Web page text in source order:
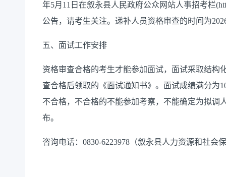
年5月11日在叙永县人民政府公众网站人事招考栏
公告，请考生关注。递补人员资格审查的时间为
五、面试工作安排
资格审查合格的考生才能参加面试，面试采取结构
查合格后领取的《面试通知书》。面试成绩满分为
不合格，不合格的不能参加考察，不能确定为拟调
布。
咨询电话：0830-6223978（叙永县人力资源和社会